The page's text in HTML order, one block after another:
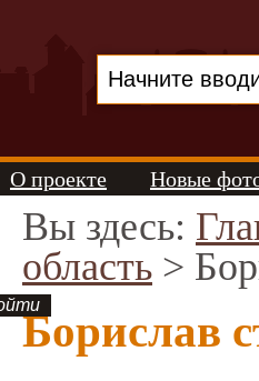
О проекте Новые
Вы здесь:
область >
Борислав